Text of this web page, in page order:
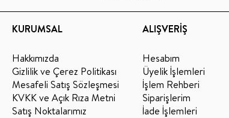
KURUMSAL
Hakkımızda
Gizlilik ve Çerez Politikası
Mesafeli Satış Sözleşmesi
KVKK ve Açık Rıza Metni
Satış Noktalarımız
ALIŞVERİŞ
Hesabım
Üyelik İşlemleri
İşlem Rehberi
Siparişlerim
İade İşlemleri